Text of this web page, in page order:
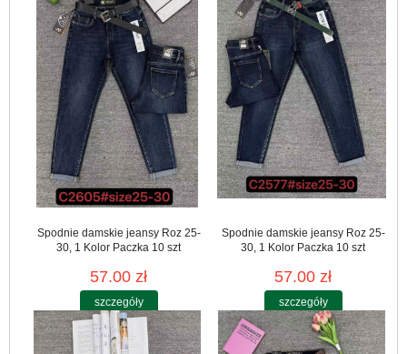
Spodnie damskie jeansy Roz 25-
30, 1 Kolor Paczka 10 szt
57.00 zł
szczegóły
Spodnie damskie jeansy Roz 25-
30, 1 Kolor Paczka 10 szt
57.00 zł
szczegóły